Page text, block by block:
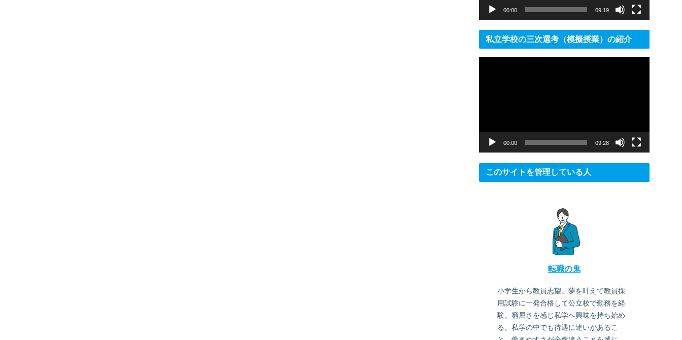
00:00 09:19
私立学校の三次選考（模擬授業）の紹介
00:00 09:28
このサイトを管理している人
転職の鬼
小学生から教員志望。夢を叶えて教員採
用試験に一発合格して公立校で勤務を経
験。窮屈さを感じ私学へ興味を持ち始め
る。私学の中でも待遇に違いがあるこ